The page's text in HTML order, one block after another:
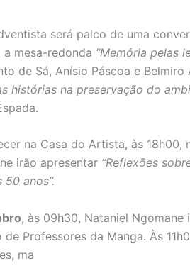
será palco de uma
a mesa-redonda “Memória pelas
de Sá, Anísio Páscoa e Belmiro
histórias na preservação do
na Casa do Artista, às 18h00,
irão apresentar “Reflexões
anos”.
, às 09h30, Nataniel Ngomane
Professores da Manga. Às
ma